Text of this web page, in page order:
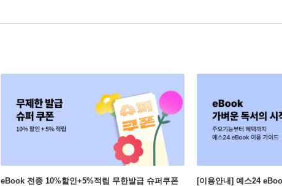
eBook 전종 10%할인+5%적립 무한발급 슈퍼쿠폰 [이용안내] 예스24